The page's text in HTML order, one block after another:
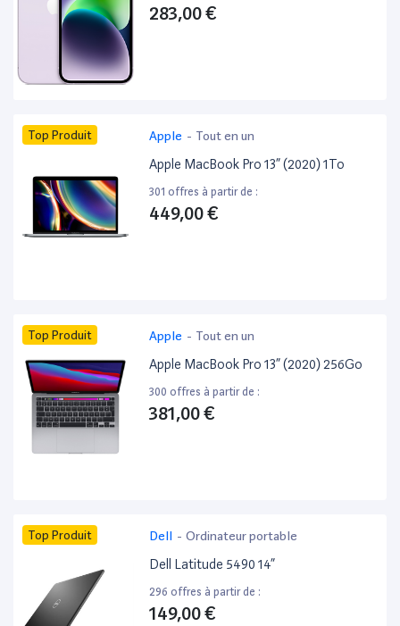
283,00 €
Top Produit Apple - Tout en un
Apple MacBook Pro 13” (2020) 1To
301 offres à partir de :
449,00 €
Top Produit Apple - Tout en un
Apple MacBook Pro 13” (2020) 256Go
300 offres à partir de :
381,00 €
Top Produit Dell - Ordinateur portable
Dell Latitude 5490 14”
296 offres à partir de :
149,00 €